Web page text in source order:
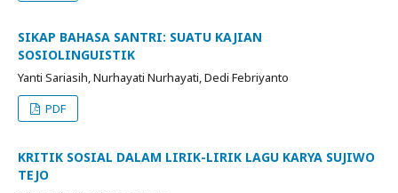
SIKAP BAHASA SANTRI: SUATU KAJIAN
SOSIOLINGUISTIK
Yanti Sariasih, Nurhayati Nurhayati, Dedi Febriyanto
PDF
KRITIK SOSIAL DALAM LIRIK-LIRIK LAGU KARYA SUJIWO
TEJO